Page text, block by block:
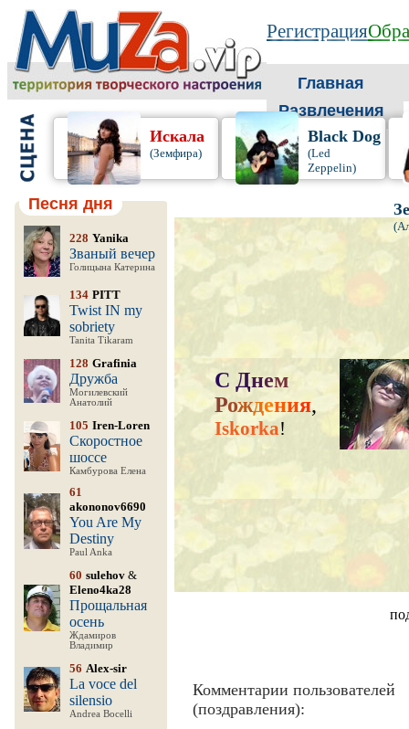
Регистрация
Главная
Развлечения
Искала
(Земфира)
Black Dog
(Led
Zeppelin)
Песня дня
228 Yanika
Званый вечер
Голицына Катерина
134 PITT
Twist IN my
sobriety
Tanita Tikaram
128 Grafinia
Дружба
Могилевский
Анатолий
105 Iren-Loren
Скоростное
шоссе
Камбурова Елена
61
akononov6690
You Are My
Destiny
Paul Anka
60 sulehov &
Eleno4ka28
Прощальная
осень
Ждамиров
Владимир
56 Alex-sir
La voce del
silensio
Andrea Bocelli
С Днем
Рождения,
Iskorka!
Комментарии пользователей
(поздравления):